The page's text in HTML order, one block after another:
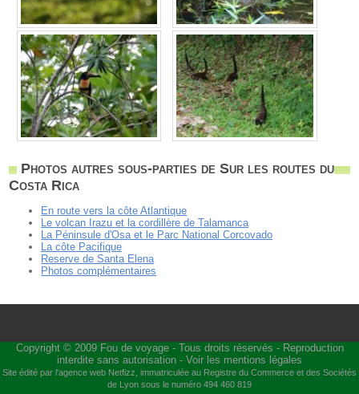
Photos autres sous-parties de Sur les routes du
Costa Rica
En route vers la côte Atlantique
Le volcan Irazu et la cordillère de Talamanca
La Péninsule d'Osa et le Parc National Corcovado
La côte Pacifique
Reserve de Santa Elena
Photos complémentaires
Copyright © 2009 Fou de voyage- Tous droits réservés - Reproduction
interdite sans autorisation - Voir les mentions légales
Site édité par l'agence web Netfizz , immatriculée au Registre du Commerce et des Sociétés
de Lyon sous le numéro 494 460 819